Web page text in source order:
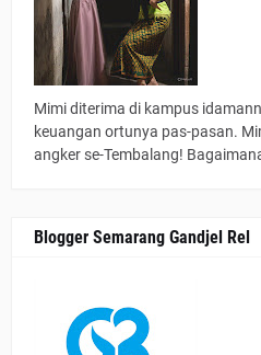
Mimi diterima di kampus
keuangan ortunya pas-pasan.
angker se-Tembalang!
Blogger Semarang Gandjel Rel